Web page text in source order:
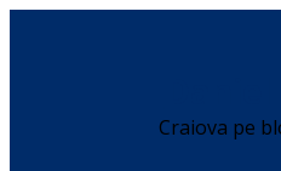
Craiova pe